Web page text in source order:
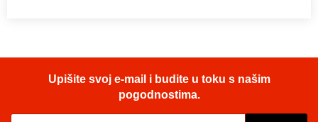
Upišite svoj e-mail i budite u toku s našim
pogodnostima.